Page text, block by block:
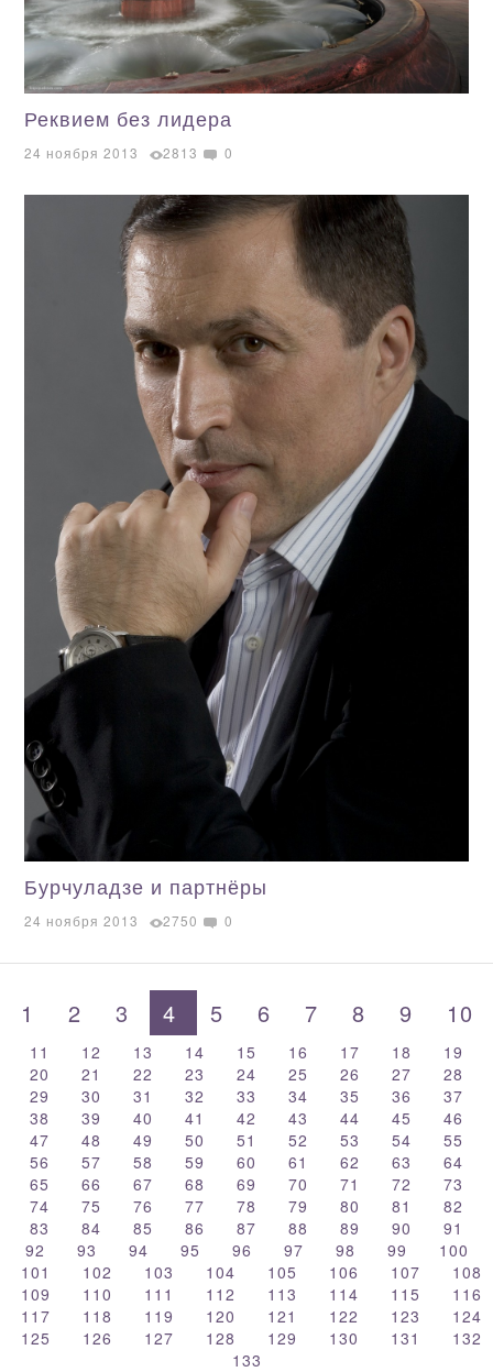
Реквием без лидера
24 ноября 2013 2813 0
Бурчуладзе и партнёры
24 ноября 2013 2750 0
1 2 3 4 5 6 7 8 9 10
11 12 13 14 15 16 17 18
19
20
21 22 23 24 25 26 27
28
29
30 31 32 33 34 35 36
37
38
39 40 41 42 43 44 45
46
47
48 49 50 51 52 53 54
55
56
57 58 59 60 61 62 63
64
65
66 67 68 69 70 71 72
73
74
75 76 77 78 79 80 81
82
83
84 85 86 87 88 89 90
91
92
93 94 95 96 97 98 99
100
101
102 103 104 105 106 107
108
109
110 111 112 113 114 115
116
117
118 119 120 121 122 123
124
125
126 127 128 129 130 131
132
133